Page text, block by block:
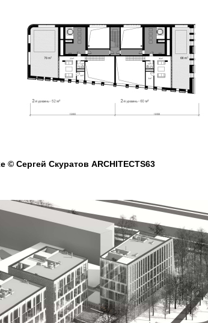
Сергей Скуратов ARCHITECTS63